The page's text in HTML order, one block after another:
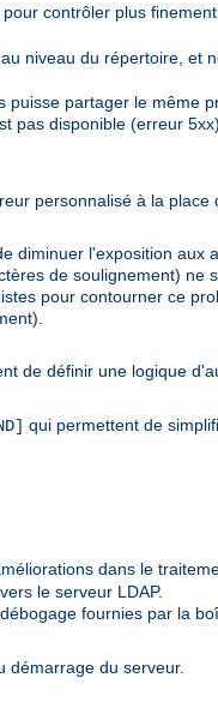
contrôler plus
niveau du répertoire, et
puisse partager le même
pas disponible (erreur
personnalisé à la
diminuer l'exposition aux
de soulignement) ne
pour contourner ce
de définir une logique
qui permettent de
dans le
le serveur LDAP.
fournies par la
démarrage du serveur.